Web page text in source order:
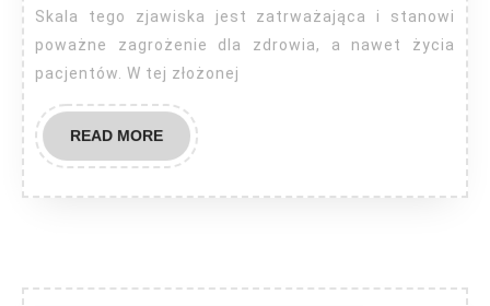
Skala tego zjawiska jest zatrważająca i stanowi
poważne zagrożenie dla zdrowia, a nawet życia
pacjentów. W tej złożonej
READ MOREREAD
MORE